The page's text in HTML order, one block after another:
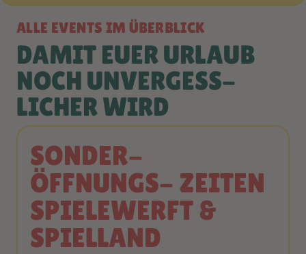
ALLE EVENTS IM ÜBERBLICK
DAMIT EUER URLAUB
NOCH UNVERGESS­
LICHER WIRD
SONDER-
ÖFFNUNGS- ZEITEN
SPIELEWERFT &
SPIELLAND